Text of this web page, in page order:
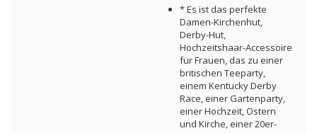
* Es ist das perfekte
Damen-Kirchenhut,
Derby-Hut,
Hochzeitshaar-Accessoire
für Frauen, das zu einer
britischen Teeparty,
einem Kentucky Derby
Race, einer Gartenparty,
einer Hochzeit, Ostern
und Kirche, einer 20er-